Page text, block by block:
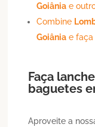
Goiânia e
Combine
Goiânia e faça
Faça
baguetes
Aproveite a